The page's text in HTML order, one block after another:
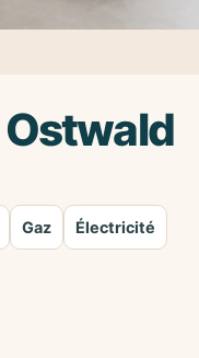
Gaz Électricité